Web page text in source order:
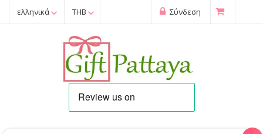
ελληνικά THB Σύνδεση